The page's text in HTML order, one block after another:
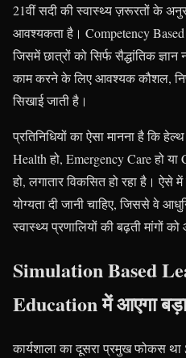
21वीं सदी की स्वास्थ्य ज़रूरतों के
आवश्यकता है। Competency
जिसमें छात्रों को सिर्फ सैद्धांतिक
काम करने के लिए आवश्यक कौशल,
सिखाई जाती है।
प्रतिनिधियों का ऐसा मानना है कि
Health हो, Emergency Care हो
हो, लगातार विकसित हो रहा है। ऐसे
योग्यता दी जानी चाहिए, जिससे वे
स्वास्थ्य प्रणालियों की बढ़ती मांगों
Simulation Based
Education में आएगा
कार्यशाला का दूसरा प्रमुख फोकस